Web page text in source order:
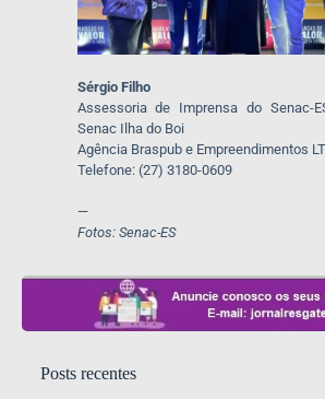
Sérgio Filho
Assessoria de Imprensa do Senac-
Senac Ilha do Boi
Agência Braspub e Empreendimentos
Telefone: (27) 3180-0609
—
Fotos: Senac-ES
Posts recentes